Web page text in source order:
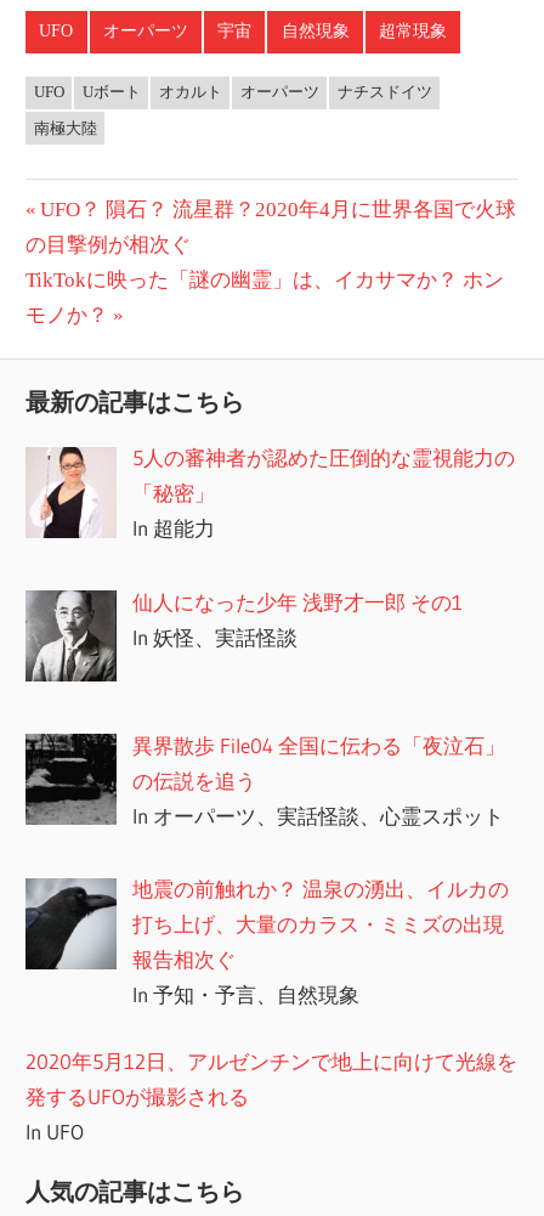
か
UFO オーパーツ 宇宙 自然現象 超常現象
UFO Uボート オカルト オーパーツ
ナチスドイツ
南極大陸
投
稿
ナ
ビ
ゲ
ー
シ
ョ
ン
前
の
記
事:
UFO？ 隕石？ 流星群？2020年4月に世界各国で火球
の目撃例が相次ぐ
次
の
事:
TikTokに映った「謎の幽霊」は、イカサマか？ ホン
モノか？
最新の記事はこちら
5人の審神者が認めた圧倒的な霊視能力の
「秘密」
In 超能力
仙人になった少年 浅野才一郎 その1
In 妖怪、実話怪談
異界散歩 File04 全国に伝わる「夜泣石」
の伝説を追う
In オーパーツ、実話怪談、心霊スポット
地震の前触れか？ 温泉の湧出、イルカの
打ち上げ、大量のカラス・ミミズの出現
報告相次ぐ
In 予知・予言、自然現象
2020年5月12日、アルゼンチンで地上に向けて光線を
発するUFOが撮影される
In UFO
人気の記事はこちら